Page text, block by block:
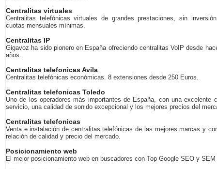
Centralitas virtuales
Centralitas telefónicas virtuales de grandes prestaciones, sin
cuotas mensuales mínimas.
Centralitas IP
Gigavoz ha sido pionero en España ofreciendo centralitas VoIP desde
años.
Centralitas telefonicas Avila
Centralitas telefónicas económicas. 8 extensiones desde 250 Euros.
Centralitas telefonicas Toledo
Uno de los operadores más importantes de España, con una excelente
servicio, una calidad de sonido excepcional y los mejores precios del
Centralitas telefonicas
Venta e instalación de centralitas telefónicas de las mejores marcas y
relación de calidad y precio del mercado.
Posicionamiento web
El mejor posicionamiento web en buscadores con Top Google SEO y SEM